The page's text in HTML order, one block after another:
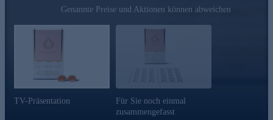
Genannte Preise und Aktionen können abweichen
TV-Präsentation
Für Sie noch einmal
zusammengefasst